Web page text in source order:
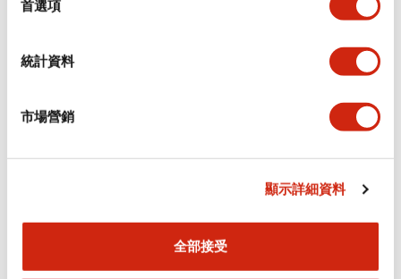
首選項
統計資料
市場營銷
顯示詳細資料
全部接受